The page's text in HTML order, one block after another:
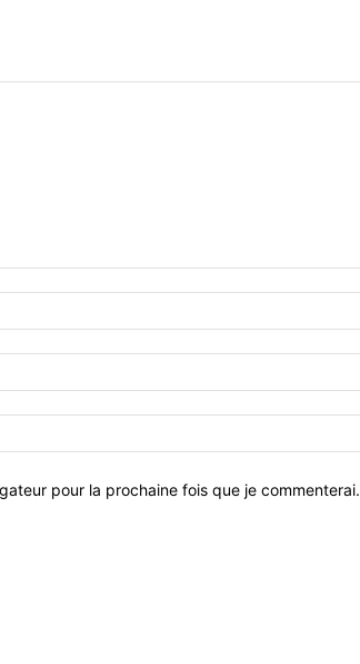
pour la prochaine fois que je commenterai.